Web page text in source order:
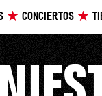
CONCIERTOS